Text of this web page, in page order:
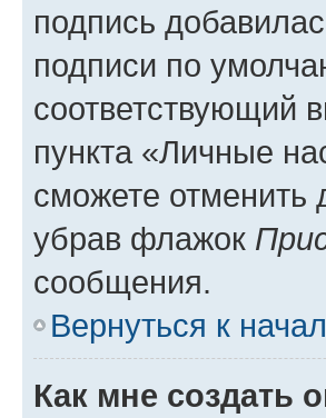
подпись
подписи по
соответствующий
пункта «Личные
сможете отменить
убрав флажок
сообщения.
Вернуться к
Как мне создать